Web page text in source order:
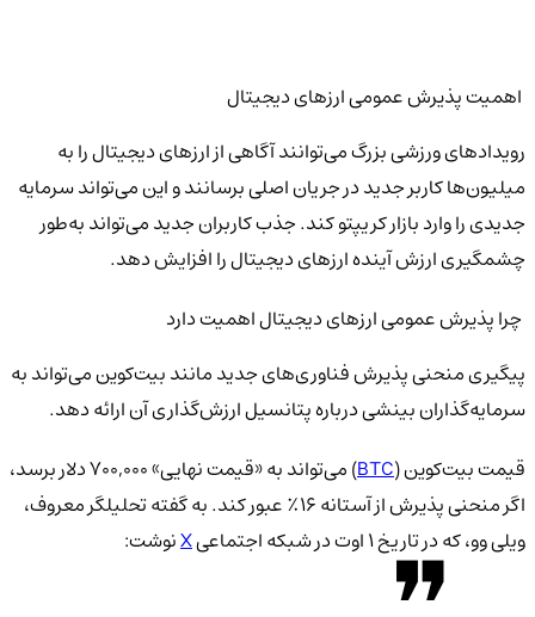
اهمیت پذیرش عمومی ارزهای دیجیتال
رویدادهای ورزشی بزرگ می‌توانند آگاهی از ارزهای دیجیتال را به
میلیون‌ها کاربر جدید در جریان اصلی برسانند و این می‌تواند سرمایه
جدیدی را وارد بازار کریپتو کند. جذب کاربران جدید می‌تواند به‌طور
چشمگیری ارزش آینده ارزهای دیجیتال را افزایش دهد.
چرا پذیرش عمومی ارزهای دیجیتال اهمیت دارد
پیگیری منحنی پذیرش فناوری‌های جدید مانند بیت‌کوین می‌تواند به
سرمایه‌گذاران بینشی درباره پتانسیل ارزش‌گذاری آن ارائه دهد.
قیمت بیت‌کوین (BTC
) می‌تواند به «قیمت نهایی» ۷۰۰,۰۰۰ دلار برسد،
اگر منحنی پذیرش از آستانه ۱۶٪ عبور کند. به گفته تحلیلگر معروف،
ویلی وو، که در تاریخ ۱ اوت در شبکه اجتماعی
Xنوشت: